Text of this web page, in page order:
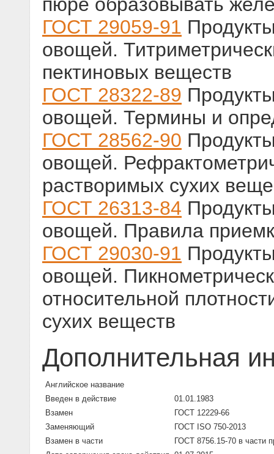
ГОСТ 29059-91
овощей.
пектиновых веществ
ГОСТ 28322-89
овощей. Термины и
ГОСТ 28562-90
овощей.
растворимых сухих
ГОСТ 26313-84
овощей. Правила
ГОСТ 29030-91
овощей.
относительной
сухих веществ
Дополнительная
Английское название
Введен в действие
01.01.1983
Взамен
ГОСТ 12229-66
Заменяющий
ГОСТ ISO 750-2013
Взамен в части
ГОСТ 8756.15-70 в части